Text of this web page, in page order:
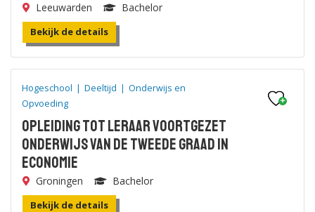
Leeuwarden Bachelor
Bekijk de details
Hogeschool | Deeltijd | Onderwijs en
Opvoeding
Opleiding tot leraar voortgezet
onderwijs van de tweede graad in
Economie
Groningen Bachelor
Bekijk de details